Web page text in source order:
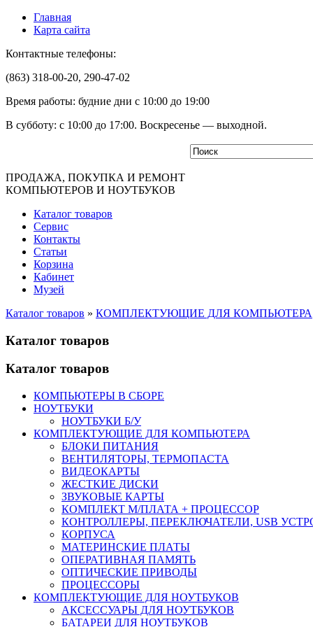
Главная
Карта сайта
Контактные телефоны:
(863) 318-00-20, 290-47-02
Время работы: будние дни с 10:00 до 19:00
В субботу: с 10:00 до 17:00. Воскресенье — выходной.
ПРОДАЖА, ПОКУПКА И РЕМОНТ
КОМПЬЮТЕРОВ И НОУТБУКОВ
Каталог товаров
Сервис
Контакты
Статьи
Корзина
Кабинет
Музей
Каталог товаров » КОМПЛЕКТУЮЩИЕ ДЛЯ КОМПЬЮТЕРА
Каталог товаров
Каталог товаров
КОМПЬЮТЕРЫ В СБОРЕ
НОУТБУКИ
НОУТБУКИ Б/У
КОМПЛЕКТУЮЩИЕ ДЛЯ КОМПЬЮТЕРА
БЛОКИ ПИТАНИЯ
ВЕНТИЛЯТОРЫ, ТЕРМОПАСТА
ВИДЕОКАРТЫ
ЖЕСТКИЕ ДИСКИ
ЗВУКОВЫЕ КАРТЫ
КОМПЛЕКТ М/ПЛАТА + ПРОЦЕССОР
КОНТРОЛЛЕРЫ, ПЕРЕКЛЮЧАТЕЛИ, USB
КОРПУСА
МАТЕРИНСКИЕ ПЛАТЫ
ОПЕРАТИВНАЯ ПАМЯТЬ
ОПТИЧЕСКИЕ ПРИВОДЫ
ПРОЦЕССОРЫ
КОМПЛЕКТУЮЩИЕ ДЛЯ НОУТБУКОВ
АКСЕССУАРЫ ДЛЯ НОУТБУКОВ
БАТАРЕИ ДЛЯ НОУТБУКОВ